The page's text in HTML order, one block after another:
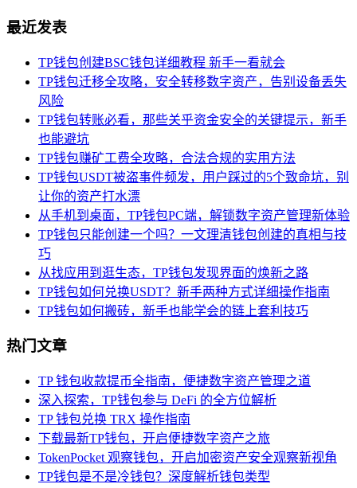
最近发表
TP钱包创建BSC钱包详细教程 新手一看就会
TP钱包迁移全攻略，安全转移数字资产，告别设备丢失
风险
TP钱包转账必看，那些关乎资金安全的关键提示，新手
也能避坑
TP钱包赚矿工费全攻略，合法合规的实用方法
TP钱包USDT被盗事件频发，用户踩过的5个致命坑，别
让你的资产打水漂
从手机到桌面，TP钱包PC端，解锁数字资产管理新体验
TP钱包只能创建一个吗？一文理清钱包创建的真相与技
巧
从找应用到逛生态，TP钱包发现界面的焕新之路
TP钱包如何兑换USDT？新手两种方式详细操作指南
TP钱包如何搬砖，新手也能学会的链上套利技巧
热门文章
TP 钱包收款提币全指南，便捷数字资产管理之道
深入探索，TP钱包参与 DeFi 的全方位解析
TP 钱包兑换 TRX 操作指南
下载最新TP钱包，开启便捷数字资产之旅
TokenPocket 观察钱包，开启加密资产安全观察新视角
TP钱包是不是冷钱包？深度解析钱包类型